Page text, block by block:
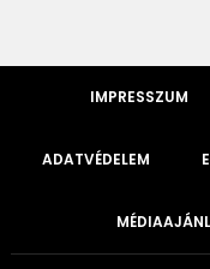
IMPRESSZUM
ADATVÉDELEM